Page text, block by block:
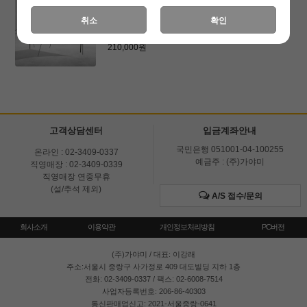
210,000원
고객상담센터
온라인 : 02-3409-0337
직영매장 : 02-3409-0339
직영매장 연중무휴
(설/추석 제외)
입금계좌안내
국민은행 051001-04-100255
예금주 : (주)가야미
A/S 접수/문의
회사소개 이용약관 개인정보처리방침 PC버전
(주)가야미 / 대표: 이강래
주소:서울시 중랑구 사가정로 409 대도빌딩 지하 1층
전화: 02-3409-0337 / 팩스: 02-6008-7514
사업자등록번호: 206-86-40303
통신판매업신고: 2021-서울중랑-0641
취소 확인